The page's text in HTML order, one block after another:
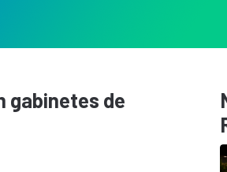
gabinetes de